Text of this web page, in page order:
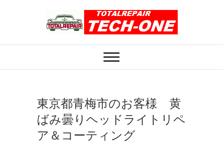
ホイール修理のト
ータルリペアテッ
クワン
東京都青梅市のお客様 黄
ばみ曇りヘッドライトリペ
ア＆コーティング